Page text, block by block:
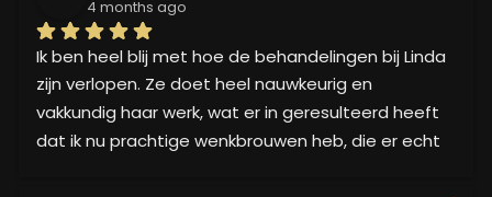
4 months ago
Ik ben heel blij met hoe de behandelingen bij Linda
zijn verlopen. Ze doet heel nauwkeurig en
vakkundig haar werk, wat er in geresulteerd heeft
dat ik nu prachtige wenkbrouwen heb, die er echt